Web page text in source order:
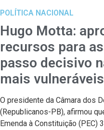
POLÍTICA NACIONAL
Hugo Motta:
recursos para
passo decisivo
mais vulneráveis
O presidente da Câmara dos
(Republicanos-PB), afirmou
Emenda à Constituição (PEC)